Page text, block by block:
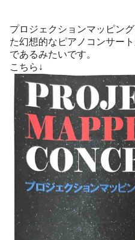
プロジェクションマッピン
た幻想的なピアノコンサー
であるみたいです。
こちら↓